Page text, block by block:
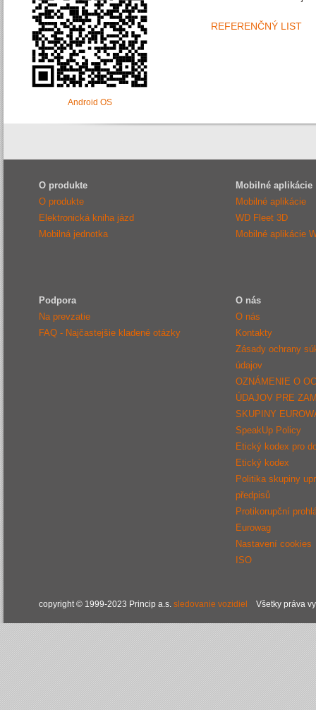
Android OS
REFERENČNÝ LIST
O produkte
O produkte
Elektronická kniha jázd
Mobilná jednotka
Mobilné aplikácie
Mobilné aplikácie
WD Fleet 3D
Mobilné aplikácie
Podpora
Na prevzatie
FAQ - Najčastejšie kladené otázky
O nás
O nás
Kontakty
Zásady ochrany
údajov
OZNÁMENIE O
ÚDAJOV PRE
SKUPINY
SpeakUp Policy
Etický kodex pro
Etický kodex
Politika skupiny
předpisů
Protikorupční
Eurowag
Nastavení cookies
ISO
copyright © 1999-2023 Princip a.s. sledovanie vozidiel Všetky práva